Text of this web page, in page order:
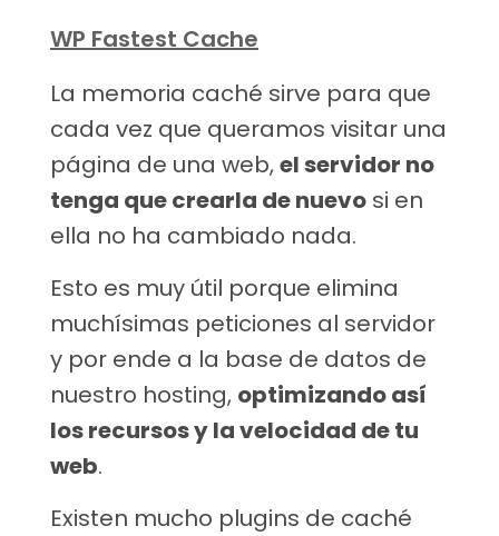
WP Fastest Cache
La memoria caché sirve para que
cada vez que queramos visitar una
página de una web,el servidor no
tenga que crearla de nuevo si en
ella no ha cambiado nada.
Esto es muy útil porque elimina
muchísimas peticiones al servidor
y por ende a la base de datos de
nuestro hosting, optimizando así
los recursos y la velocidad de tu
web.
Existen mucho plugins de caché